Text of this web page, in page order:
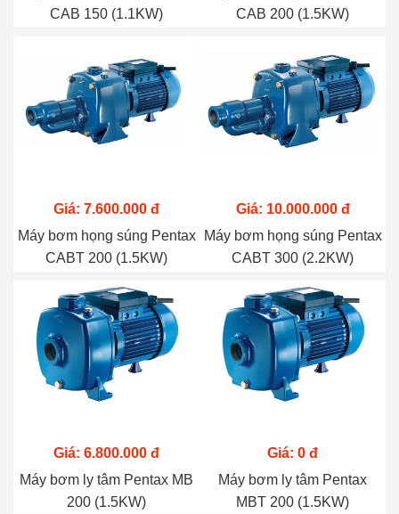
CAB 150 (1.1KW)
CAB 200 (1.5KW)
Giá: 7.600.000 đ
Máy bơm họng súng Pentax
CABT 200 (1.5KW)
Giá: 10.000.000 đ
Máy bơm họng súng Pentax
CABT 300 (2.2KW)
Giá: 6.800.000 đ
Máy bơm ly tâm Pentax MB
200 (1.5KW)
Giá: 0 đ
Máy bơm ly tâm Pentax
MBT 200 (1.5KW)